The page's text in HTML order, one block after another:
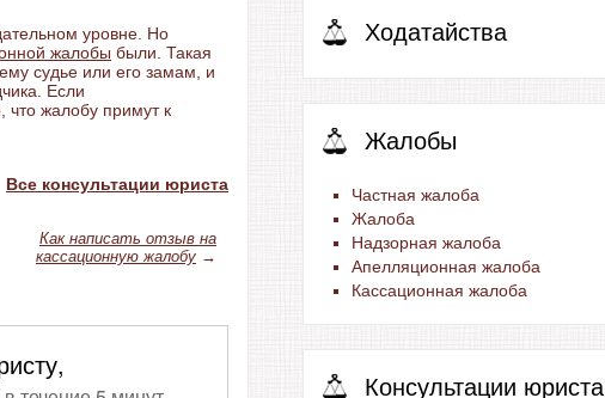
уровне. Но
жалобы были. Такая
судье или его замам, и
Если
что жалобу примут к
Все консультации юриста
Как написать отзыв на
кассационную жалобу →
Ходатайства
Жалобы
Частная жалоба
Жалоба
Надзорная жалоба
Апелляционная жалоба
Кассационная жалоба
Консультации юриста